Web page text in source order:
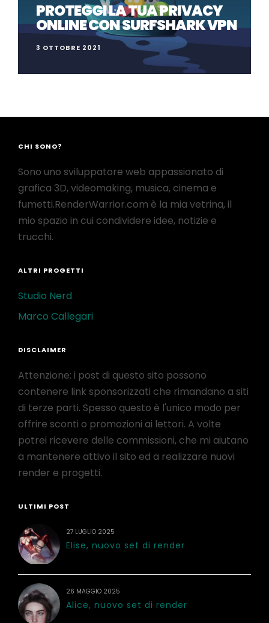
PROTEGGI LA TUA PRIVACY
ONLINE CON SURFSHARK VPN
3 OTTOBRE 2021
CHI SONO?
Sono uno sviluppatore web appassionato di
grafica 3D, videomaking, musica, cinema e
fumetti.RenderWarrior.com è la mia vetrina, il
mio spazio in cui condividere idee, notizie e
trucchi.
ALTRI PROGETTI
Studio Nerd
Marco Callegari
DISCLAIMER
Attenzione: i post di questo sito possono
contenere link sponsorizzati che rimandano a siti
di terze parti. Spesso questo è l'unico modo per
offrire sconti o promozioni ai lettori. A volte
potrei ricevere delle commissioni, che mi aiutano
a mantenere attivo il sito ed a realizzare nuovi
render e progetti.
ULTIMI POST
27 LUGLIO 2025
Elise, nuovo set di render
26 MAGGIO 2025
Alice, nuovo set di render